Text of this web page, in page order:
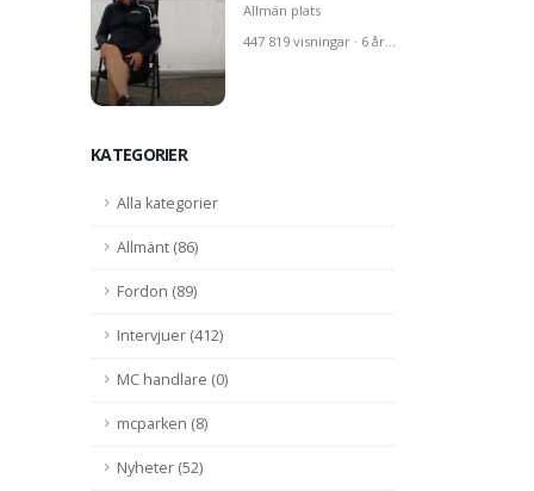
Allmän plats
447 819 visningar · 6 år
KATEGORIER
Alla kategorier
Allmänt (86)
Fordon (89)
Intervjuer (412)
MC handlare (0)
mcparken (8)
Nyheter (52)